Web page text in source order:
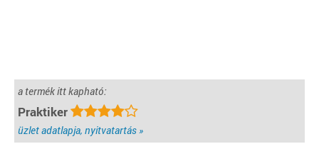
a termék itt kapható:
Praktiker
üzlet adatlapja, nyitvatartás »